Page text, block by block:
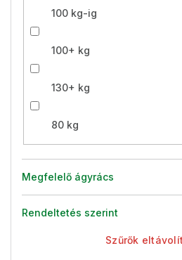
100 kg-ig
100+ kg
130+ kg
80 kg
Megfelelő ágyrács
Rendeltetés szerint
Szűrők